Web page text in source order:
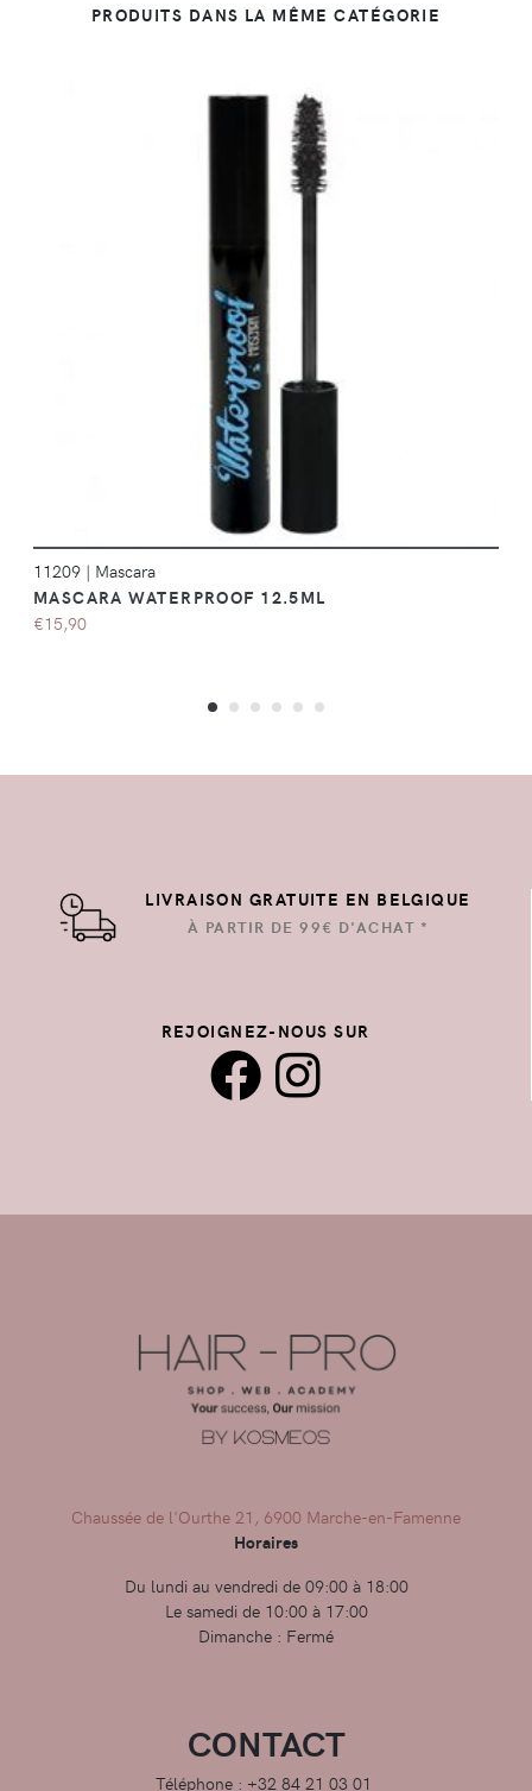
PRODUITS DANS LA MÊME CATÉGORIE
11209 | Mascara
MASCARA WATERPROOF 12.5ML
€15,90
LIVRAISON GRATUITE EN BELGIQUE
À PARTIR DE 99€ D'ACHAT *
REJOIGNEZ-NOUS SUR
Chaussée de l'Ourthe 21, 6900 Marche-en-Famenne
Horaires
Du lundi au vendredi de 09:00 à 18:00
Le samedi de 10:00 à 17:00
Dimanche : Fermé
CONTACT
Téléphone : +32 84 21 03 01